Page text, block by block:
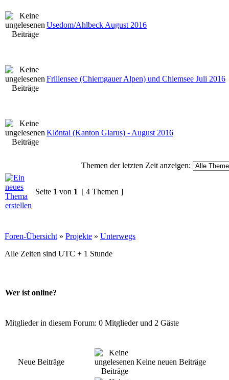
Usedom/Ahlbeck August 2016
Frillensee (Chiemgauer Alpen) und Chiemsee Juli 2016
Klöntal (Kanton Glarus) - August 2016
Themen der letzten Zeit anzeigen:
Seite 1 von 1 [ 4 Themen ]
Foren-Übersicht » Projekte » Unterwegs
Alle Zeiten sind UTC + 1 Stunde
Wer ist online?
Mitglieder in diesem Forum: 0 Mitglieder und 2 Gäste
Neue Beiträge Keine neuen Beiträge